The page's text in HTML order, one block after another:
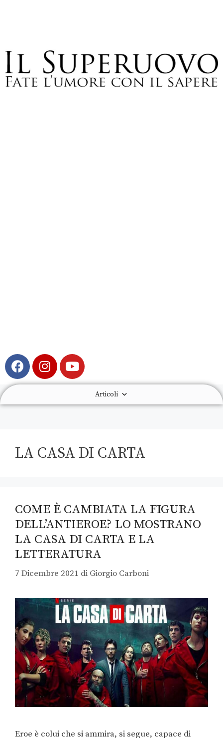
Articoli
LA CASA DI CARTA
COME È CAMBIATA LA FIGURA
DELL’ANTIEROE? LO MOSTRANO
LA CASA DI CARTA E LA
LETTERATURA
7 Dicembre 2021 di Giorgio Carboni
Eroe è colui che si ammira, si segue, capace di